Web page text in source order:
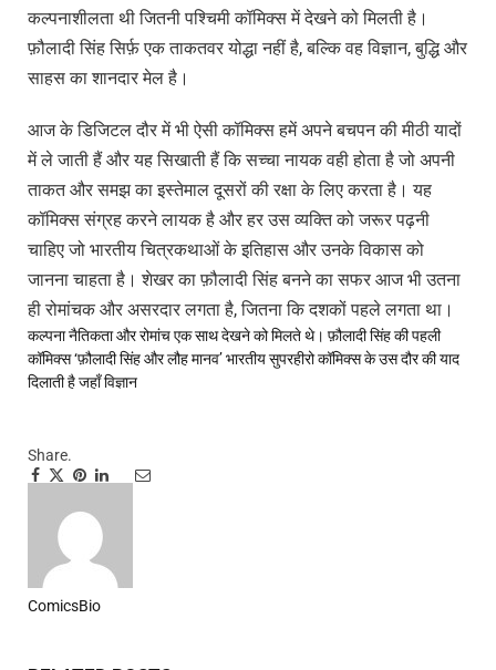
कल्पनाशीलता थी जितनी पश्चिमी कॉमिक्स में देखने को मिलती है।
फ़ौलादी सिंह सिर्फ़ एक ताकतवर योद्धा नहीं है, बल्कि वह विज्ञान, बुद्धि और
साहस का शानदार मेल है।
आज के डिजिटल दौर में भी ऐसी कॉमिक्स हमें अपने बचपन की मीठी यादों
में ले जाती हैं और यह सिखाती हैं कि सच्चा नायक वही होता है जो अपनी
ताकत और समझ का इस्तेमाल दूसरों की रक्षा के लिए करता है। यह
कॉमिक्स संग्रह करने लायक है और हर उस व्यक्ति को जरूर पढ़नी
चाहिए जो भारतीय चित्रकथाओं के इतिहास और उनके विकास को
जानना चाहता है। शेखर का फ़ौलादी सिंह बनने का सफर आज भी उतना
ही रोमांचक और असरदार लगता है, जितना कि दशकों पहले लगता था।
कल्पनानैतिकता और रोमांच एक साथ देखने को मिलते थे। फ़ौलादी सिंह की पहली
कॉमिक्स ‘फ़ौलादी सिंह और लौह मानव’ भारतीय सुपरहीरो कॉमिक्स के उस दौर की याद
दिलाती है जहाँ विज्ञान
Share.
Facebook
TwitterPinterest
LinkedIn
Tumblr
Telegram
Email
ComicsBio